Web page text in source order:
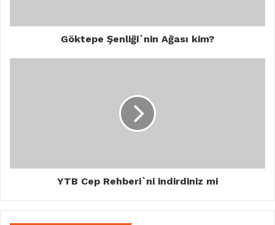
Göktepe Şenliği`nin Ağası kim?
YTB Cep Rehberi`ni indirdiniz mi